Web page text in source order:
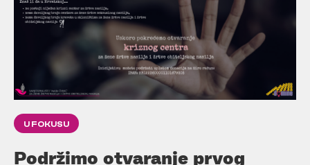
U FOKUSU
Podržimo otvaranje prvog